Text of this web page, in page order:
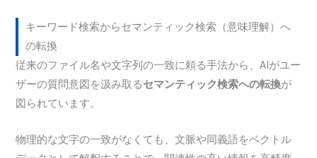
キーワード検索からセマンティック検索（意味理解）へ
の転換
従来のファイル名や文字列の一致に頼る手法から、AIがユー
ザーの質問意図を汲み取るセマンティック検索への転換が
図られています。
物理的な文字の一致がなくても、文脈や同義語をベクトル